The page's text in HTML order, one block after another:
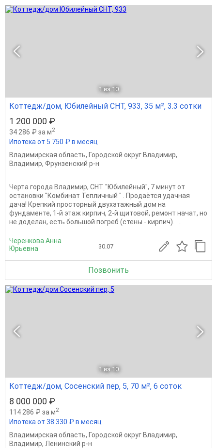
1 из 10
Коттедж/дом, Юбилейный СНТ, 933, 35 м², 3.3 сотки
1 200 000 ₽
34 286 ₽ за м2
Ипотека от 5 750 ₽ в месяц
Владимирская область, Городской округ Владимир,
Владимир, Фрунзенский р-н
Черта города Владимир, СНТ "Юбилейный", 7 минут от
остановки "Комбинат Тепличный " . Продаётся удачная
дача! Крепкий просторный двухэтажный дом на
фундаменте, 1-й этаж кирпич, 2-й щитовой, ремонт начат, но
не доделан, есть большой погреб (стены - кирпич). ...
Черенкова Анна
Юрьевна
30.07
Позвонить
1 из 10
Коттедж/дом, Сосенский пер, 5, 70 м², 6 соток
8 000 000 ₽
114 286 ₽ за м2
Ипотека от 38 330 ₽ в месяц
Владимирская область, Городской округ Владимир,
Владимир, Ленинский р-н